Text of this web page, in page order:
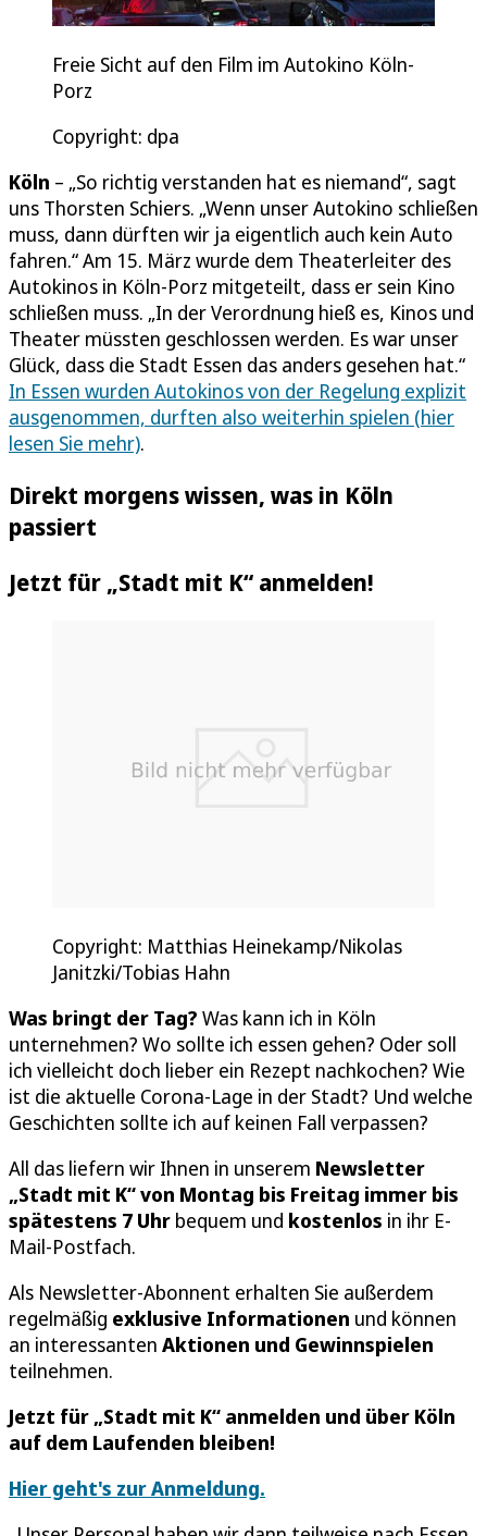
Freie Sicht auf den Film im Autokino Köln-
Porz
Copyright: dpa
Köln – „So richtig verstanden hat es niemand“, sagt
uns Thorsten Schiers. „Wenn unser Autokino schließen
muss, dann dürften wir ja eigentlich auch kein Auto
fahren.“ Am 15. März wurde dem Theaterleiter des
Autokinos in Köln-Porz mitgeteilt, dass er sein Kino
schließen muss. „In der Verordnung hieß es, Kinos und
Theater müssten geschlossen werden. Es war unser
Glück, dass die Stadt Essen das anders gesehen hat.“
In Essen wurden Autokinos von der Regelung explizit
ausgenommen, durften also weiterhin spielen (hier
lesen Sie mehr).
Direkt morgens wissen, was in Köln
passiert
Jetzt für „Stadt mit K“ anmelden!
Copyright: Matthias Heinekamp/Nikolas
Janitzki/Tobias Hahn
Was bringt der Tag? Was kann ich in Köln
unternehmen? Wo sollte ich essen gehen? Oder soll
ich vielleicht doch lieber ein Rezept nachkochen? Wie
ist die aktuelle Corona-Lage in der Stadt? Und welche
Geschichten sollte ich auf keinen Fall verpassen?
All das liefern wir Ihnen in unserem Newsletter
„Stadt mit K“von Montag bis Freitag immer bis
spätestens 7 Uhr bequem und kostenlos in ihr E-
Mail-Postfach.
Als Newsletter-Abonnent erhalten Sie außerdem
regelmäßig exklusive Informationen und können
an interessanten Aktionen und Gewinnspielen
teilnehmen.
Jetzt für „Stadt mit K“ anmelden und über Köln
auf dem Laufenden bleiben!
Hier geht's zur Anmeldung.